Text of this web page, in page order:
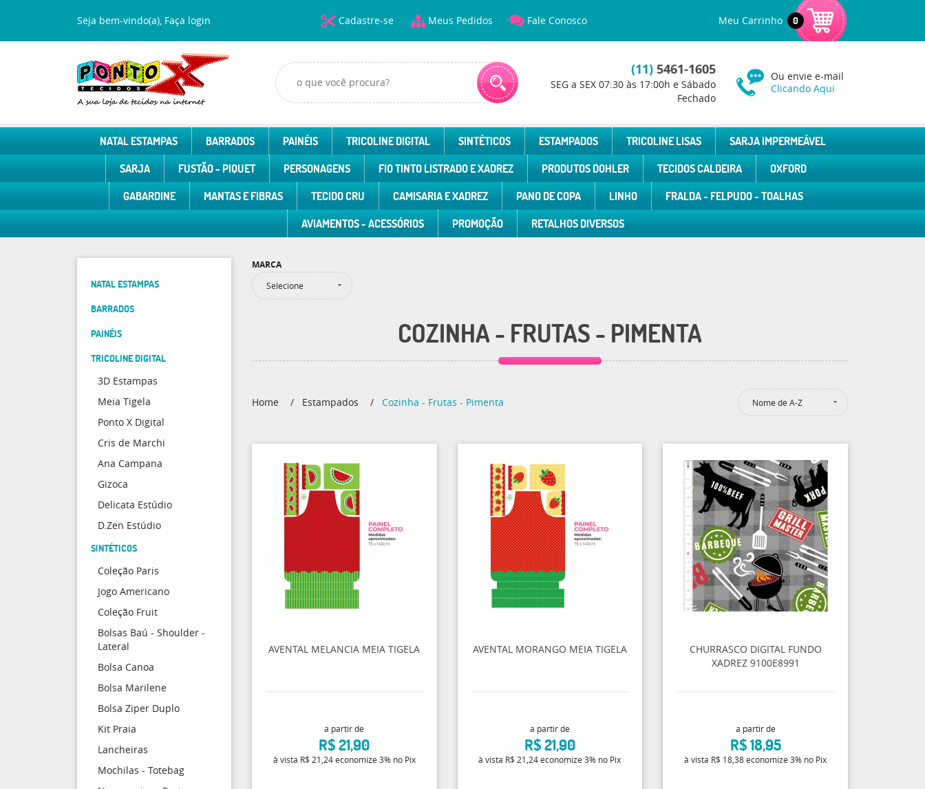
Seja bem-vindo(a), Faça login Cadastre-se Meus Pedidos Fale Conosco Meu Carrinho 0
(11) 5461-1605
SEG a SEX 07:30 às 17:00h e Sábado
Fechado
Ou envie e-mail
Clicando Aqui
NATAL ESTAMPAS BARRADOS PAINÉIS TRICOLINE DIGITAL SINTÉTICOS ESTAMPADOS TRICOLINE LISAS
SARJA IMPERMEÁVEL
SARJA
FUSTÃO - PIQUET PERSONAGENS FIO TINTO LISTRADO E XADREZ PRODUTOS DOHLER TECIDOS CALDEIRA
OXFORD
GABARDINE
MANTAS E FIBRAS TECIDO CRU CAMISARIA E XADREZ PANO DE COPA LINHO
FRALDA - FELPUDO - TOALHAS
AVIAMENTOS - ACESSÓRIOS
PROMOÇÃO RETALHOS DIVERSOS
NATAL ESTAMPAS
BARRADOS
PAINÉIS
TRICOLINE DIGITAL
3D Estampas
Meia Tigela
Ponto X Digital
Cris de Marchi
Ana Campana
Gizoca
Delicata Estúdio
D.Zen Estúdio
SINTÉTICOS
Coleção Paris
Jogo Americano
Coleção Fruit
Bolsas Baú - Shoulder -
Lateral
Bolsa Canoa
Bolsa Marilene
Bolsa Ziper Duplo
Kit Praia
Lancheiras
Mochilas - Totebag
MARCA
Selecione
COZINHA - FRUTAS - PIMENTA
Home Estampados Cozinha - Frutas - Pimenta Nome de A-Z
AVENTAL MELANCIA MEIA TIGELA
a partir de
R$ 21,90
à vista R$ 21,24economize 3% no Pix
AVENTAL MORANGO MEIA TIGELA
a partir de
R$ 21,90
à vista R$ 21,24economize3% no Pix
CHURRASCO DIGITAL FUNDO
XADREZ 9100E8991
a partir de
R$ 18,95
à vista R$ 18,38economize3% no Pix